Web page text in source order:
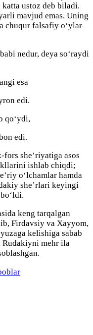
ustoz deb biladi.
mavjud emas. Uning
chuqur falsafiy o‘ylar
nedur, deya so‘raydi
esa
edi.
qo‘ydi,
edi.
she’riyatiga asos
ishlab chiqdi;
o‘lchamlar hamda
she’rlari keyingi
keng tarqalgan
Firdavsiy va Xayyom,
kelishiga sabab
mehr ila